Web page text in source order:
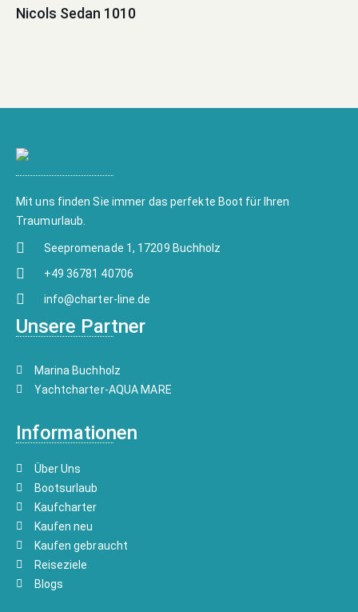
Nicols Sedan 1010
Mit uns finden Sie immer das perfekte Boot für Ihren
Traumurlaub.
Seepromenade 1, 17209 Buchholz
+49 36781 40706
info@charter-line.de
Unsere Partner
Marina Buchholz
Yachtcharter-AQUA MARE
Informationen
Über Uns
Bootsurlaub
Kaufcharter
Kaufen neu
Kaufen gebraucht
Reiseziele
Blogs